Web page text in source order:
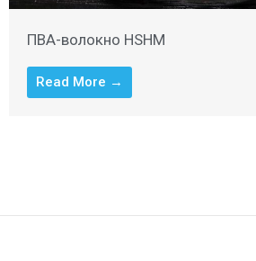
ПВА-волокно HSHM
Read More →